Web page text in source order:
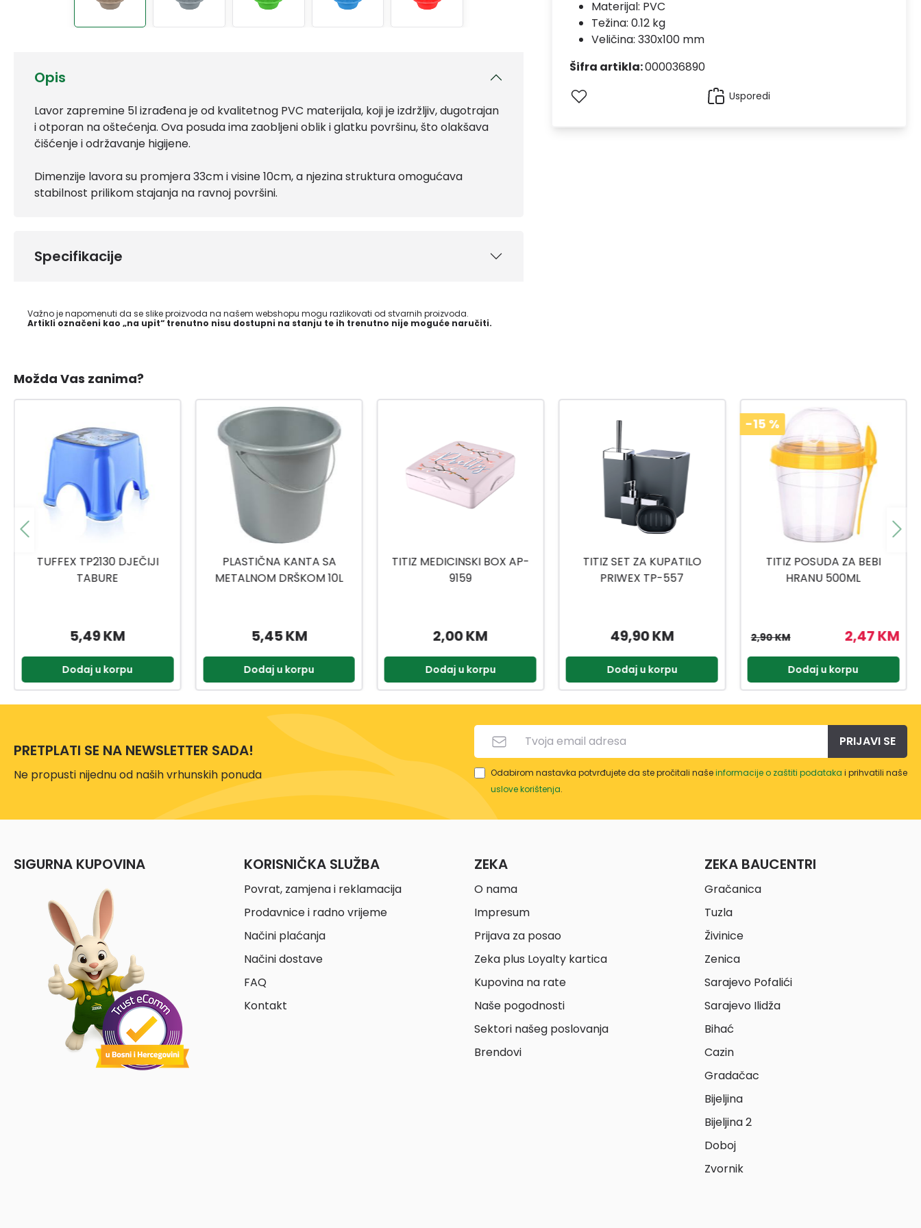
Opis
Lavor zapremine 5l izrađena je od kvalitetnog PVC materijala, koji je izdržljiv, dugotrajan
i otporan na oštećenja. Ova posuda ima zaobljeni oblik i glatku površinu, što olakšava
čišćenje i održavanje higijene.
Dimenzije lavora su promjera 33cm i visine 10cm, a njezina struktura omogućava
stabilnost prilikom stajanja na ravnoj površini.
Specifikacije
Važno je napomenuti da se slike proizvoda na našem webshopu mogu razlikovati od stvarnih proizvoda.
Artikli označeni kao „na upit“ trenutno nisu dostupni na stanju te ih trenutno nije moguće naručiti.
Materijal: PVC
Težina: 0.12 kg
Veličina: 330x100 mm
Šifra artikla:000036890
Usporedi
Možda Vas zanima?
PLASTIČNA KANTA SA
METALNOM DRŠKOM 10L
5,45 KM
Dodaj u korpu
TITIZ MEDICINSKI BOX AP-
9159
2,00 KM
Dodaj u korpu
TITIZ SET ZA KUPATILO
PRIWEX TP-557
49,90 KM
Dodaj u korpu
TITIZ POSUDA ZA BEBI
HRANU 500ML
2,47 KM
Dodaj u korpu
-15 %
TITIZ SET ZA SLADOLED AP-
9425
3,57 KM
4,20 KM
Dodaj u korpu
PRETPLATI SE NA NEWSLETTER SADA!
Ne propusti nijednu od naših vrhunskih ponuda
PRIJAVI SE
Odabirom nastavka potvrđujete da ste pročitali našeinformacije o zaštiti podataka i prihvatili naše
uslove korištenja.
SIGURNA KUPOVINA KORISNIČKA SLUŽBA
Povrat, zamjena i reklamacija
Prodavnice i radno vrijeme
Načini plaćanja
Načini dostave
FAQ
Kontakt
ZEKA
O nama
Impresum
Prijava za posao
Zeka plus Loyalty kartica
Kupovina na rate
Naše pogodnosti
Sektori našeg poslovanja
Brendovi
ZEKA BAUCENTRI
Gračanica
Tuzla
Živinice
Zenica
Sarajevo Pofalići
Sarajevo Ilidža
Bihać
Cazin
Gradačac
Bijeljina
Bijeljina 2
Doboj
Zvornik